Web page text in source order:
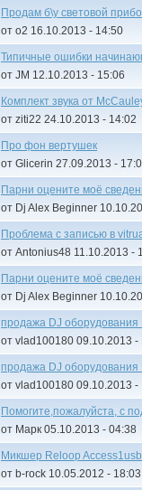
Продам б\у световой
от о2 16.10.2013 - 14:50
Типичные ошибки
от JM 12.10.2013 - 15:06
Комплект звука от
от ziti22 24.10.2013 - 14:02
Про фон вертушек
от Glicerin 27.09.2013 -
Парни оцените моё
от Dj Alex Beginner
Проблема с записью в
от Antonius48 11.10.2013 -
Парни оцените моё
от Dj Alex Beginner
продажа DJ оборудования
от vlad100180 09.10.2013 -
продажа DJ оборудования
от vlad100180 09.10.2013 -
Помогите,пожалуйста, с
от Марк 05.10.2013 - 04:38
Микшер Reloop Access1usb
от b-rock 10.05.2012 - 18:03